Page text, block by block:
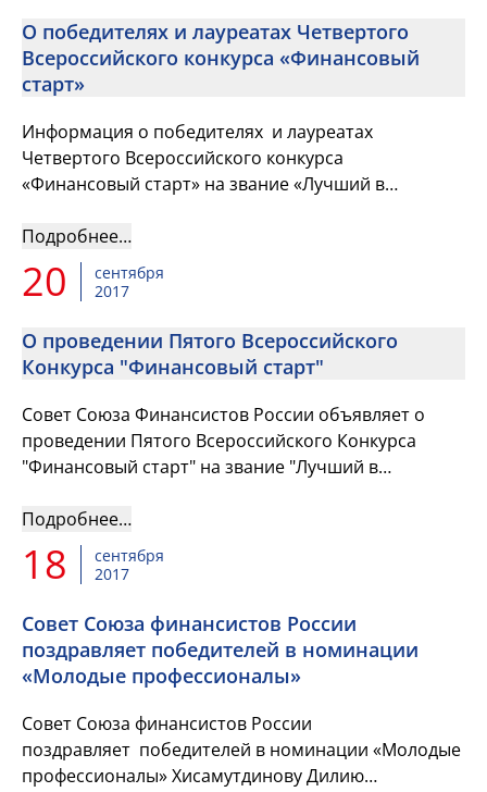
О победителях и лауреатах Четвертого
Всероссийского конкурса «Финансовый
старт»
Информация о победителях и лауреатах
Четвертого Всероссийского конкурса
«Финансовый старт» на звание «Лучший в
финансист».
Подробнее…
20
сентября
2017
О проведении Пятого Всероссийского
Конкурса "Финансовый старт"
Совет Союза Финансистов России объявляет о
проведении Пятого Всероссийского Конкурса
"Финансовый старт" на звание "Лучший в
финансист&qu...
Подробнее…
18
сентября
2017
Совет Союза финансистов России
поздравляет победителей в номинации
«Молодые профессионалы»
Совет Союза финансистов России
поздравляет победителей в номинации «Молодые
профессионалы» Хисамутдинову Дилию